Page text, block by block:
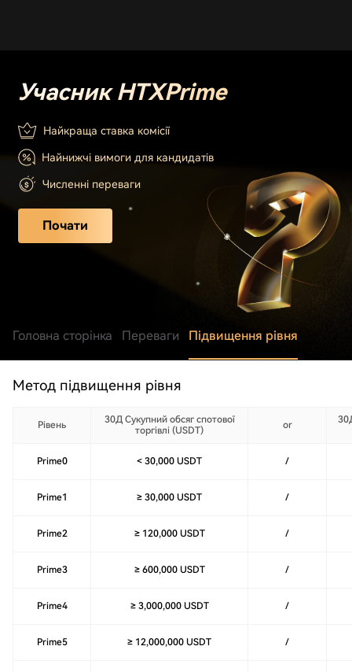
Учасник HTXPrime
Найкраща ставка комісії
Найнижчі вимоги для кандидатів
Численні переваги
Почати
Головна сторінка Переваги Підвищення рівня
Метод підвищення рівня
Рівень
30Д Сукупний обсяг спотової
торгівлі (USDT)
or
Prime0 < 30,000 USDT /
Prime1 ≥ 30,000 USDT /
Prime2 ≥ 120,000 USDT /
Prime3 ≥ 600,000 USDT /
Prime4 ≥ 3,000,000 USDT /
Prime5 ≥ 12,000,000 USDT /